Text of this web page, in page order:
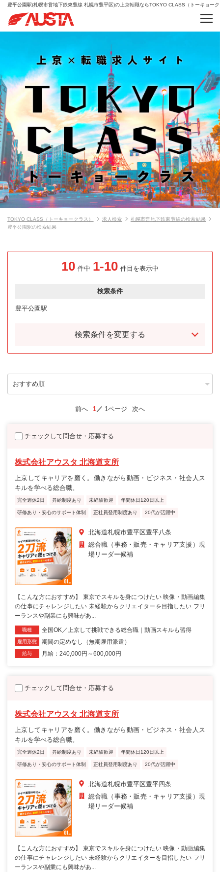
豊平公園駅(札幌市営地下鉄東豊線 札幌市豊平区)の上京転職ならTOKYO CLASS（トーキョー
TOKYO CLASS（トーキョークラス） 求人検索
札幌市営地下鉄東豊線の検索結果
豊平公園駅の検索結果
10 件中 1-10 件目を表示中
検索条件
豊平公園駅
検索条件を変更する
前へ 1 1ページ 次へ
チェックして問合せ・応募する
株式会社アウスタ 北海道支所
上京してキャリアを磨く。働きながら動画・ビジネス・社会人ス
キルを学べる総合職。
完全週休2日 昇給制度あり 未経験歓迎 年間休日120日以上
研修あり・安心のサポート体制 正社員登用制度あり 20代が活躍中
北海道札幌市豊平区豊平八条
総合職（事務・販売・キャリア支援）現
場リーダー候補
【こんな方におすすめ】 東京でスキルを身につけたい 映像・動画編集
の仕事にチャレンジしたい 未経験からクリエイターを目指したい フリ
ーランスや副業にも興味があ...
職種 全国OK／上京して挑戦できる総合職｜動画スキルも習得
雇用形態 期間の定めなし（無期雇用派遣）
給与 月給：240,000円～600,000円
チェックして問合せ・応募する
株式会社アウスタ 北海道支所
上京してキャリアを磨く。働きながら動画・ビジネス・社会人ス
キルを学べる総合職。
完全週休2日 昇給制度あり 未経験歓迎 年間休日120日以上
研修あり・安心のサポート体制 正社員登用制度あり 20代が活躍中
北海道札幌市豊平区豊平四条
総合職（事務・販売・キャリア支援）現
場リーダー候補
【こんな方におすすめ】 東京でスキルを身につけたい 映像・動画編集
の仕事にチャレンジしたい 未経験からクリエイターを目指したい フリ
ーランスや副業にも興味があ...